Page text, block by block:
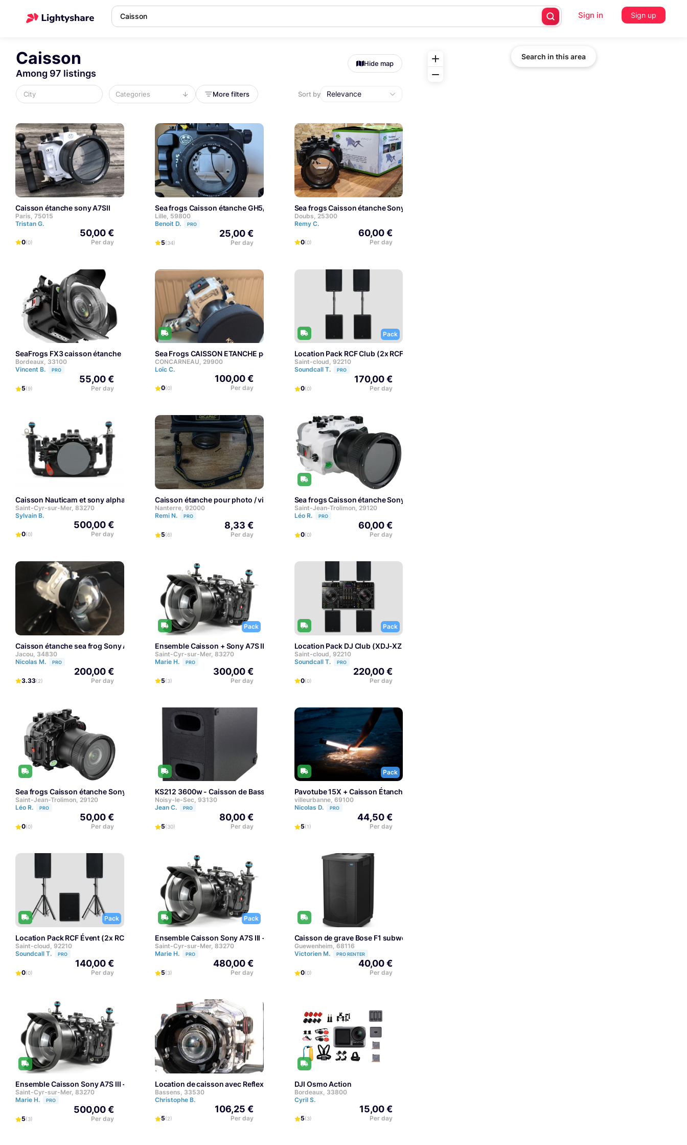
Sign in Sign up
Caisson
Among 97 listings
Hide map
More filters Sort by Relevance
Caisson étanche sony A7SII
Paris, 75015
Tristan G.
0(0)
50,00 €
Per day
Sea frogs Caisson étanche GH5/GH5S
Lille, 59800
Benoit D.
PRO
5(34)
25,00 €
Per day
Sea frogs Caisson étanche Sony (A7rIII et A7III)
Doubs, 25300
Remy C.
0(0)
60,00 €
Per day
SeaFrogs FX3 caisson étanche
Bordeaux, 33100
Vincent B.
PRO
5(9)
55,00 €
Per day
Sea Frogs CAISSON ETANCHE pour Sony A7III et Sony A7RIII
CONCARNEAU, 29900
Loïc C.
0(0)
100,00 €
Per day
Pack
Location Pack RCF Club (2x RCF 932 + 2x Caissons 905 AS MK3)
Saint-cloud, 92210
Soundcall T.
PRO
0(0)
170,00 €
Per day
Caisson Nauticam et sony alpha 7 iii
Saint-Cyr-sur-Mer, 83270
Sylvain B.
0(0)
500,00 €
Per day
Caisson étanche pour photo / vidéo sous-marine
Nanterre, 92000
Remi N.
PRO
5(6)
8,33 €
Per day
Sea frogs Caisson étanche Sony A7S II
Saint-Jean-Trolimon, 29120
Léo R.
PRO
0(0)
60,00 €
Per day
caisson étanche sea frog Sony A7III et Sony A7Riii
Jacou, 34830
Nicolas M.
PRO
3.33(2)
200,00 €
Per day
Pack
Ensemble Caisson + Sony A7S III
Saint-Cyr-sur-Mer, 83270
Marie H.
PRO
5(3)
300,00 €
Per day
Pack
Location Pack DJ Club (XDJ-XZ + 2x RCF 932 + 2x Caissons)
Saint-cloud, 92210
Soundcall T.
PRO
0(0)
220,00 €
Per day
Sea frogs Caisson étanche Sony A7 III
Saint-Jean-Trolimon, 29120
Léo R.
PRO
0(0)
50,00 €
Per day
KS212 3600w - Caisson de Basse QSC
Noisy-le-Sec, 93130
Jean C.
PRO
5(30)
80,00 €
Per day
Pack
Pavotube 15X + Caisson Étanche
villeurbanne, 69100
Nicolas D.
PRO
5(1)
44,50 €
Per day
Pack
Location Pack RCF Évent (2x RCF 932 + 1 Caisson de basse)
Saint-cloud, 92210
Soundcall T.
PRO
0(0)
140,00 €
Per day
Pack
Ensemble Caisson Sony A7S III + Moniteur SmallHD 502B
Saint-Cyr-sur-Mer, 83270
Marie H.
PRO
5(3)
480,00 €
Per day
Caisson de grave Bose F1 subwoofer
Guewenheim, 68116
Victorien M.
PRO RENTER
0(0)
40,00 €
Per day
Ensemble Caisson Sony A7S III + Moniteur SmallHD 502B + Cable SDI 45m
Saint-Cyr-sur-Mer, 83270
Marie H.
PRO
5(3)
500,00 €
Per day
Location de caisson avec Reflex 400D et aussi Flash
Bassens, 33530
Christophe B.
5(2)
106,25 €
Per day
DJI Osmo Action
Bordeaux, 33800
Cyril S.
5(3)
15,00 €
Per day
Search in this area